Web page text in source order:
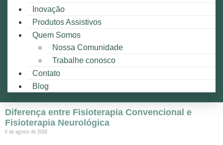
Inovação
Produtos Assistivos
Quem Somos
Nossa Comunidade
Trabalhe conosco
Contato
Blog
Diferença entre Fisioterapia Convencional e
Fisioterapia Neurológica
6 de agosto de 2026